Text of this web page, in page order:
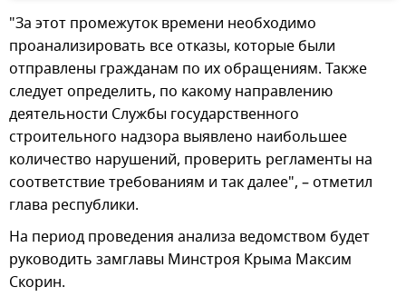
"За этот промежуток времени необходимо
проанализировать все отказы, которые были
отправлены гражданам по их обращениям. Также
следует определить, по какому направлению
деятельности Службы государственного
строительного надзора выявлено наибольшее
количество нарушений, проверить регламенты на
соответствие требованиям и так далее", – отметил
глава республики.
На период проведения анализа ведомством будет
руководить замглавы Минстроя Крыма Максим
Скорин.